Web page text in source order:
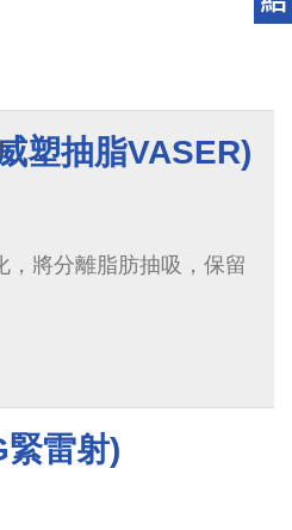
塑抽脂VASER)
將分離脂肪抽吸，保留
雷射)